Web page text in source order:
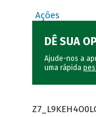
Ações
DÊ SUA
Ajude-nos a
uma rápida